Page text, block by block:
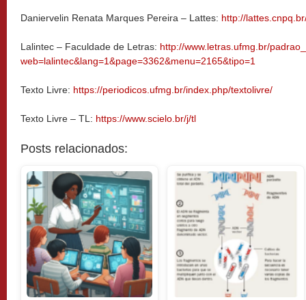
Daniervelin Renata Marques Pereira – Lattes: http://
Lalintec – Faculdade de Letras: http://www.letras.ufmg.br/
web=lalintec&lang=1&page=3362&menu=2165&tipo=1
Texto Livre: https://periodicos.ufmg.br/index.php/textolivre/
Texto Livre – TL: https://www.scielo.br/j/tl
Posts relacionados: